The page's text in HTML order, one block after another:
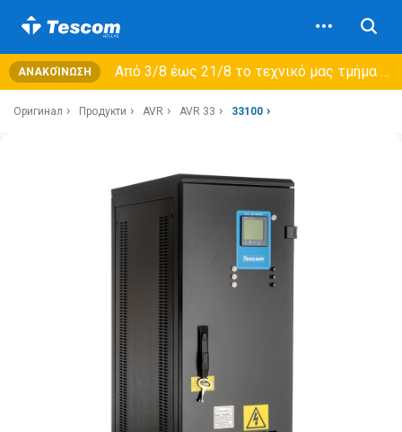
ΑΝΑΚΟΊΝΩΣΗ Από 3/8 έως 21/8 τo τεχνικό μας τμήμα θα εξυπηρετεί μόνο συμβόλαια συντήρησης και όχι νέες παραλαβές →
Оригинал Продукти AVR AVR 33 33100